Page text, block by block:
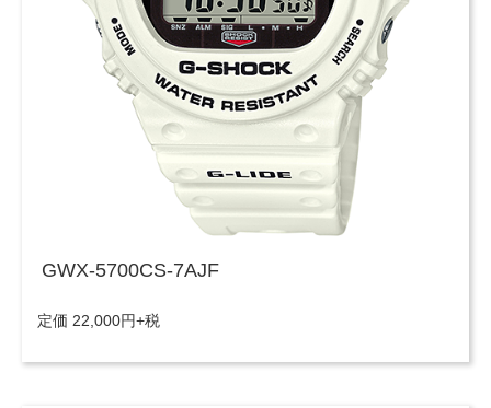
GWX-5700CS-7AJF
定価 22,000円+税